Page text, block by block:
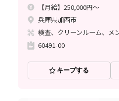
【月給】250,000円～
兵庫県加西市
検査、クリーンルーム、メ
60491-00
キープする